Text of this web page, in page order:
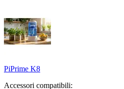
PiPrime K8
Accessori compatibili: